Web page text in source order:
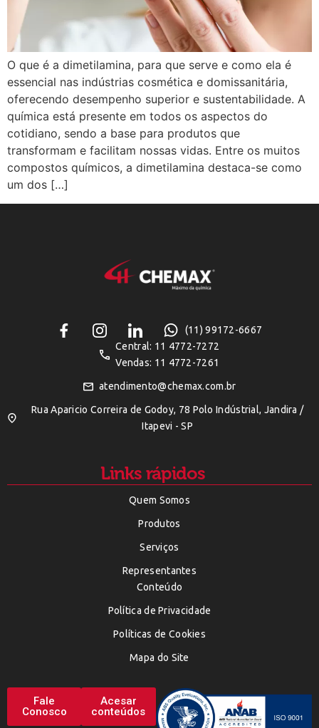
O que é a dimetilamina, para que serve e como ela é
essencial nas indústrias cosmética e domissanitária,
oferecendo desempenho superior e sustentabilidade. A
química está presente em todos os aspectos do
cotidiano, sendo a base para produtos que
transformam e facilitam nossas vidas. Entre os muitos
compostos químicos, a dimetilamina destaca-se como
um dos […]
(11) 99172-6667
Central: 11 4772-7272
Vendas: 11 4772-7261
atendimento@chemax.com.br
Rua Aparicio Correira de Godoy, 78 Polo Indústrial, Jandira /
Itapevi - SP
Links rápidos
Quem Somos
Produtos
Serviços
Representantes
Conteúdo
Política de Privacidade
Políticas de Cookies
Mapa do Site
Fale
Conosco
Acesar
conteúdos